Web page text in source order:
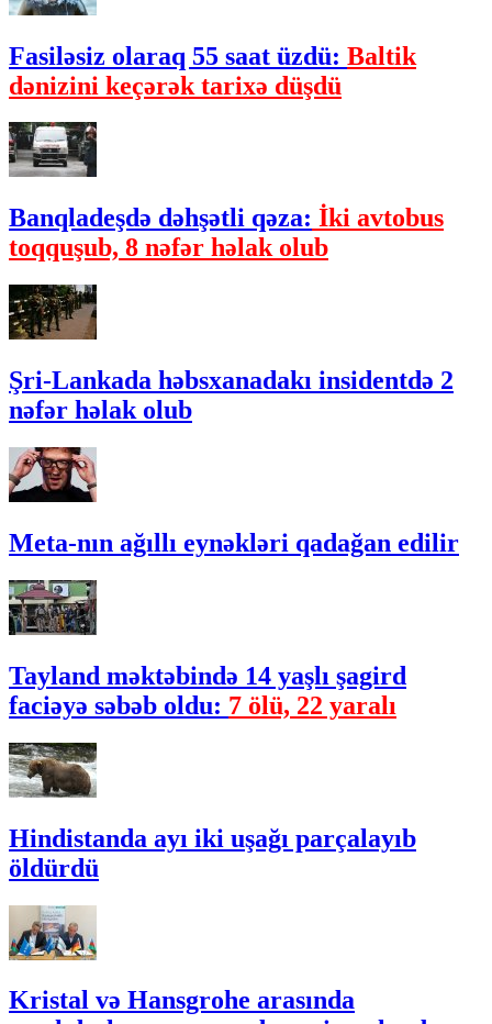
Fasiləsiz olaraq 55 saat üzdü: Baltik
dənizini keçərək tarixə düşdü
Banqladeşdə dəhşətli qəza: İki avtobus
toqquşub, 8 nəfər həlak olub
Şri-Lankada həbsxanadakı insidentdə 2
nəfər həlak olub
Meta-nın ağıllı eynəkləri qadağan edilir
Tayland məktəbində 14 yaşlı şagird
faciəyə səbəb oldu: 7 ölü, 22 yaralı
Hindistanda ayı iki uşağı parçalayıb
öldürdü
Kristal və Hansgrohe arasında